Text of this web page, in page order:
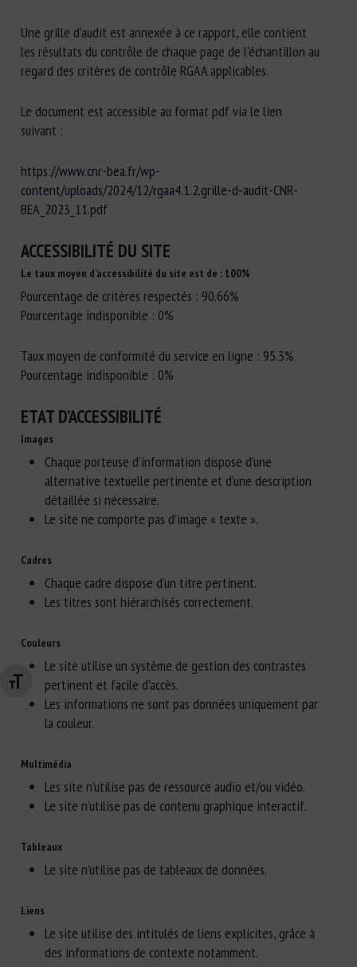
Changer la taille de la police
Une grille d’audit est annexée à ce rapport, elle contient
les résultats du contrôle de chaque page de l’échantillon au
regard des critères de contrôle RGAA applicables.
Le document est accessible au format pdf via le lien
suivant :
https://www.cnr-bea.fr/wp-
content/uploads/2024/12/rgaa4.1.2.grille-d-audit-CNR-
BEA_2023_11.pdf
ACCESSIBILITÉ DU SITE
Le taux moyen d’accessibilité du site est de : 100%
Pourcentage de critères respectés : 90.66%
Pourcentage indisponible : 0%
Taux moyen de conformité du service en ligne : 95.3%
Pourcentage indisponible : 0%
ETAT D’ACCESSIBILITÉ
Images
Chaque porteuse d’information dispose d’une
alternative textuelle pertinente et d’une description
détaillée si nécessaire.
Le site ne comporte pas d’image « texte ».
Cadres
Chaque cadre dispose d’un titre pertinent.
Les titres sont hiérarchisés correctement.
Couleurs
Le site utilise un système de gestion des contrastes
pertinent et facile d’accès.
Les informations ne sont pas données uniquement par
la couleur.
Multimédia
Les site n’utilise pas de ressource audio et/ou vidéo.
Le site n’utilise pas de contenu graphique interactif.
Tableaux
Le site n’utilise pas de tableaux de données.
Liens
Le site utilise des intitulés de liens explicites, grâce à
des informations de contexte notamment.